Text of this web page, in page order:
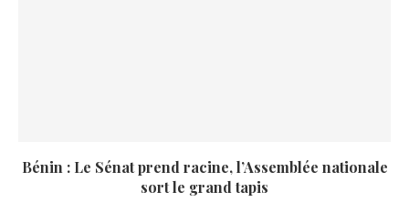
Bénin : Le Sénat prend racine, l’Assemblée nationale
sort le grand tapis